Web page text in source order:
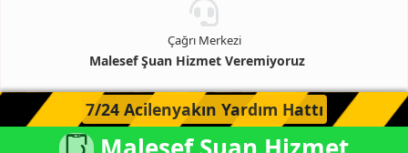
Çağrı Merkezi
Malesef Şuan Hizmet Veremiyoruz
7/24 Acilenyakın Yardım Hattı